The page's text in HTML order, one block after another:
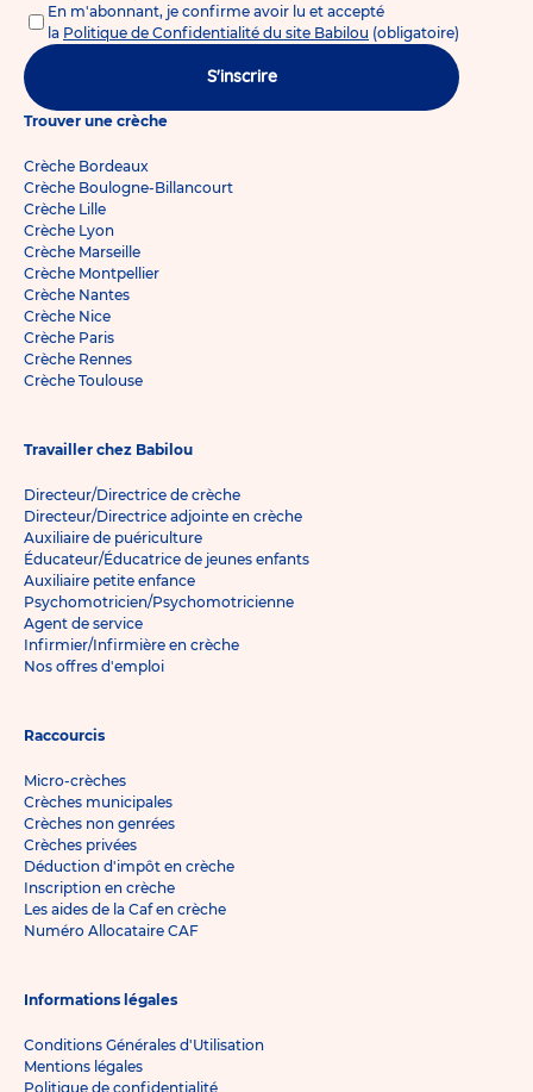
En m'abonnant, je confirme avoir lu et accepté
la Politique de Confidentialité du site Babilou (obligatoire)
S'inscrire
Trouver une crèche
Crèche Bordeaux
Crèche Boulogne-Billancourt
Crèche Lille
Crèche Lyon
Crèche Marseille
Crèche Montpellier
Crèche Nantes
Crèche Nice
Crèche Paris
Crèche Rennes
Crèche Toulouse
Travailler chez Babilou
Directeur/Directrice de crèche
Directeur/Directrice adjointe en crèche
Auxiliaire de puériculture
Éducateur/Éducatrice de jeunes enfants
Auxiliaire petite enfance
Psychomotricien/Psychomotricienne
Agent de service
Infirmier/Infirmière en crèche
Nos offres d'emploi
Raccourcis
Micro-crèches
Crèches municipales
Crèches non genrées
Crèches privées
Déduction d'impôt en crèche
Inscription en crèche
Les aides de la Caf en crèche
Numéro Allocataire CAF
Informations légales
Conditions Générales d'Utilisation
Mentions légales
Politique de confidentialité